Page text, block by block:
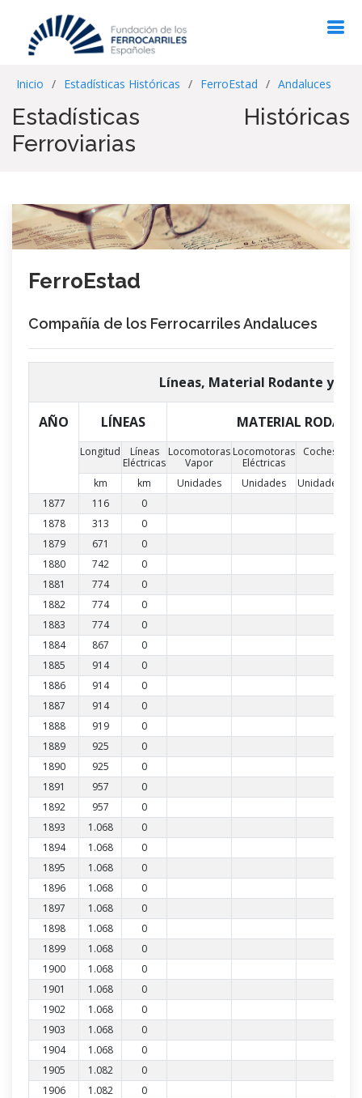
Inicio Estadísticas Históricas FerroEstad Andaluces
Estadísticas Históricas
Ferroviarias
FerroEstad
Compañía de los Ferrocarriles Andaluces
Líneas, Material Rodante y
AÑO LÍNEAS MATERIAL
Longitud
Líneas
Eléctricas
Locomotoras
Vapor
Locomotoras
Eléctricas
Coches
km km Unidades Unidades Unidades
1877
116
0
1878
313
0
1879
671
0
1880
742
0
1881
774
0
1882
774
0
1883
774
0
1884
867
0
1885
914
0
1886
914
0
1887
914
0
1888
919
0
1889
925
0
1890
925
0
1891
957
0
1892
957
0
1893
1.068
0
1894
1.068
0
1895
1.068
0
1896
1.068
0
1897
1.068
0
1898
1.068
0
1899
1.068
0
1900
1.068
0
1901
1.068
0
1902
1.068
0
1903
1.068
0
1904
1.068
0
1905
1.082
0
1906
1.082
0